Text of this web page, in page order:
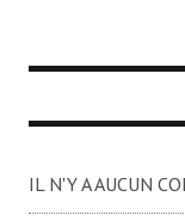
IL N'Y A AUCUN